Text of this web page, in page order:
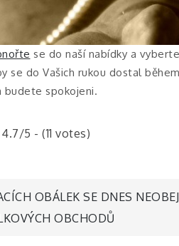
se do naší nabídky a
se do Vašich rukou dostal
budete spokojeni.
4.7/5 - (11 votes)
OBÁLEK SE DNES
OBCHODŮ